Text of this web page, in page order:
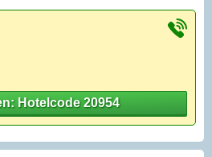
Hotelcode 20954